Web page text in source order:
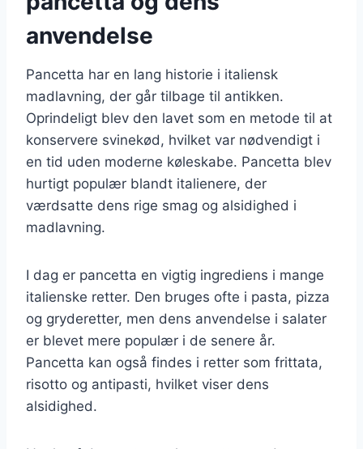
anvendelse
Pancetta har en lang historie i italiensk
madlavning, der går tilbage til antikken.
Oprindeligt blev den lavet som en metode til at
konservere svinekød, hvilket var nødvendigt i
en tid uden moderne køleskabe. Pancetta blev
hurtigt populær blandt italienere, der
værdsatte dens rige smag og alsidighed i
madlavning.
I dag er pancetta en vigtig ingrediens i mange
italienske retter. Den bruges ofte i pasta, pizza
og gryderetter, men dens anvendelse i salater
er blevet mere populær i de senere år.
Pancetta kan også findes i retter som frittata,
risotto og antipasti, hvilket viser dens
alsidighed.